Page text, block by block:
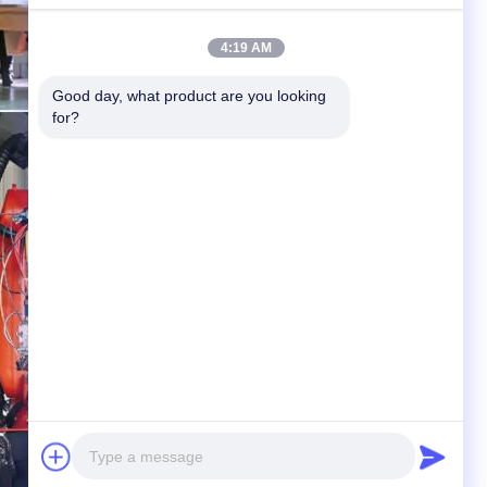
4:19 AM
Good day, what product are you looking
for?